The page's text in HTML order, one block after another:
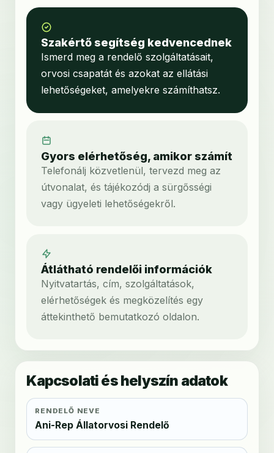
Szakértő segítség kedvencednek
Ismerd meg a rendelő szolgáltatásait,
orvosi csapatát és azokat az ellátási
lehetőségeket, amelyekre számíthatsz.
Gyors elérhetőség, amikor számít
Telefonálj közvetlenül, tervezd meg az
útvonalat, és tájékozódj a sürgősségi
vagy ügyeleti lehetőségekről.
Átlátható rendelői információk
Nyitvatartás, cím, szolgáltatások,
elérhetőségek és megközelítés egy
áttekinthető bemutatkozó oldalon.
Kapcsolati és helyszín adatok
RENDELŐ NEVE
Ani-Rep Állatorvosi Rendelő